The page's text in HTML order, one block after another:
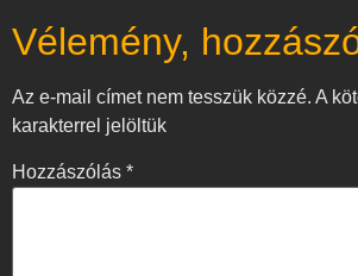
Vélemény,
Az e-mail címet nem tesszük közzé. A
karakterrel jelöltük
Hozzászólás *